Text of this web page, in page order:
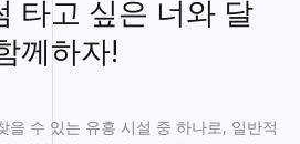
타고 싶은 너와 달
께하자!
을 수 있는 유흥 시설 중 하나로, 일반적